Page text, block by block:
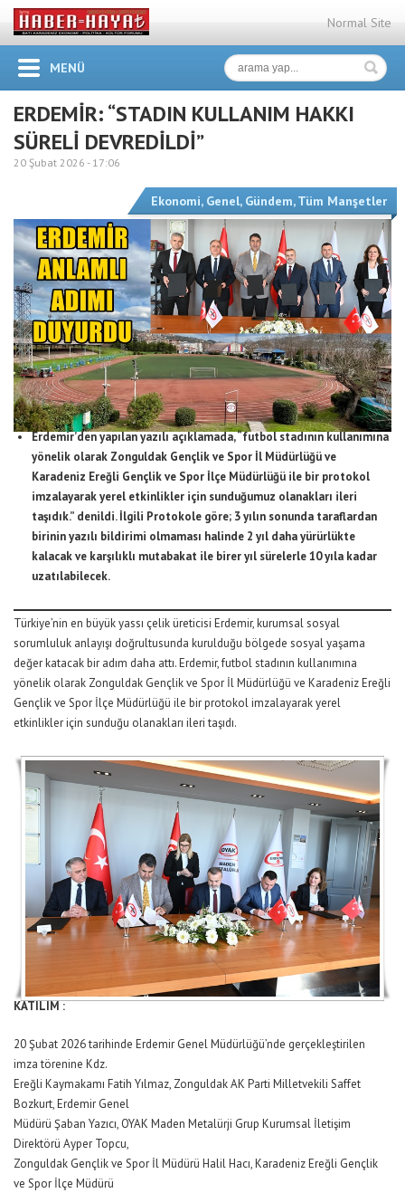
Normal Site
MENÜ
ERDEMİR: “STADIN KULLANIM HAKKI
SÜRELİ DEVREDİLDİ”
20 Şubat 2026 - 17:06
Ekonomi, Genel, Gündem,Tüm Manşetler
Erdemir’den yapılan yazılı açıklamada, “futbol stadının kullanımına
yönelik olarak Zonguldak Gençlik ve Spor İl Müdürlüğü ve
Karadeniz Ereğli Gençlik ve Spor İlçe Müdürlüğü ile bir protokol
imzalayarak yerel etkinlikler için sunduğumuz olanakları ileri
taşıdık.” denildi. İlgili Protokole göre; 3 yılın sonunda taraflardan
birinin yazılı bildirimi olmaması halinde 2 yıl daha yürürlükte
kalacak ve karşılıklı mutabakat ile birer yıl sürelerle 10 yıla kadar
uzatılabilecek.
Türkiye’nin en büyük yassı çelik üreticisi Erdemir, kurumsal sosyal
sorumluluk anlayışı doğrultusunda kurulduğu bölgede sosyal yaşama
değer katacak bir adım daha attı. Erdemir, futbol stadının kullanımına
yönelik olarak Zonguldak Gençlik ve Spor İl Müdürlüğü ve Karadeniz Ereğli
Gençlik ve Spor İlçe Müdürlüğü ile bir protokol imzalayarak yerel
etkinlikler için sunduğu olanakları ileri taşıdı.
KATILIM :
20 Şubat 2026 tarihinde Erdemir Genel Müdürlüğü’nde gerçekleştirilen
imza törenine Kdz.
Ereğli Kaymakamı Fatih Yılmaz, Zonguldak AK Parti Milletvekili Saffet
Bozkurt, Erdemir Genel
Müdürü Şaban Yazıcı, OYAK Maden Metalürji Grup Kurumsal İletişim
Direktörü Ayper Topcu,
Zonguldak Gençlik ve Spor İl Müdürü Halil Hacı, Karadeniz Ereğli Gençlik
ve Spor İlçe Müdürü